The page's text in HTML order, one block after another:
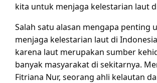
kita untuk menjaga kelestarian laut
Salah satu alasan mengapa penting
menjaga kelestarian laut di
karena laut merupakan sumber
banyak masyarakat di sekitarnya.
Fitriana Nur, seorang ahli kelautan